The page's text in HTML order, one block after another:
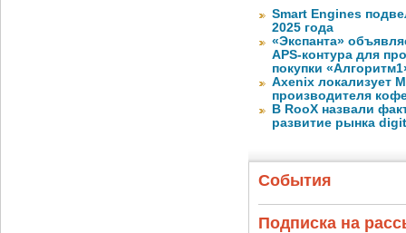
Smart Engines
2025 года
«Экспанта»
APS-контура для
покупки
Axenix локализует
производителя
В RooX назвали
развитие рынка
События
Подписка на